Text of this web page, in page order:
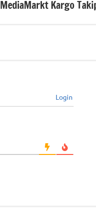
MediaMarkt Kargo
Login